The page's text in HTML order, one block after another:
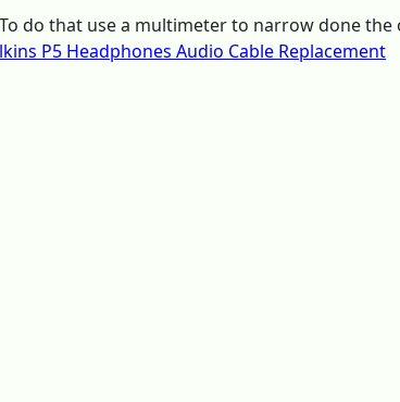
do that use a multimeter to narrow done
P5 Headphones Audio Cable Replacement